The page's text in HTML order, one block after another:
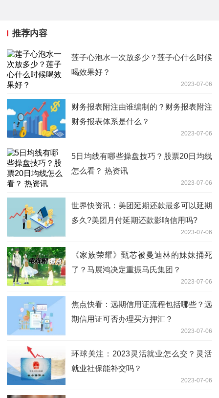
推荐内容
莲子心泡水一次放多少？莲子心什么时候
喝效果好？
2023-07-06
财务报表附注由谁编制的？财务报表附注
财务报表体系是什么？
2023-07-06
5日均线有哪些操盘技巧？股票20日均线
怎么看？ 热资讯
2023-07-06
世界快资讯：美团延期还款最多可以延期
多久?美团月付延期还款影响信用吗?
2023-07-06
《家族荣耀》甄芯被曼迪林的妹妹捅死
了？马展鸿决定重振马氏集团？
2023-07-06
焦点快看：远期信用证流程包括哪些？远
期信用证可否办理买方押汇？
2023-07-06
环球关注：2023灵活就业怎么交？灵活
就业社保能补交吗？
2023-07-06